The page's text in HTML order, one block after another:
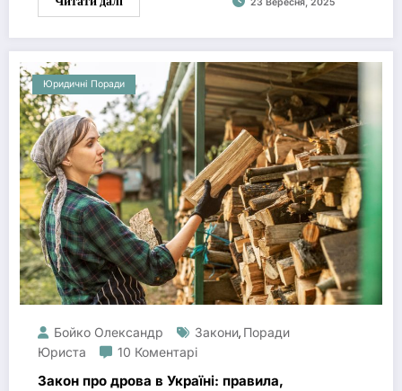
Юридичні Поради
Бойко Олександр Закони, Поради
Юриста
10 Коментарі
Закон про дрова в Україні: правила,